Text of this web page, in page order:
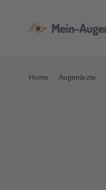
Home Augenärzte